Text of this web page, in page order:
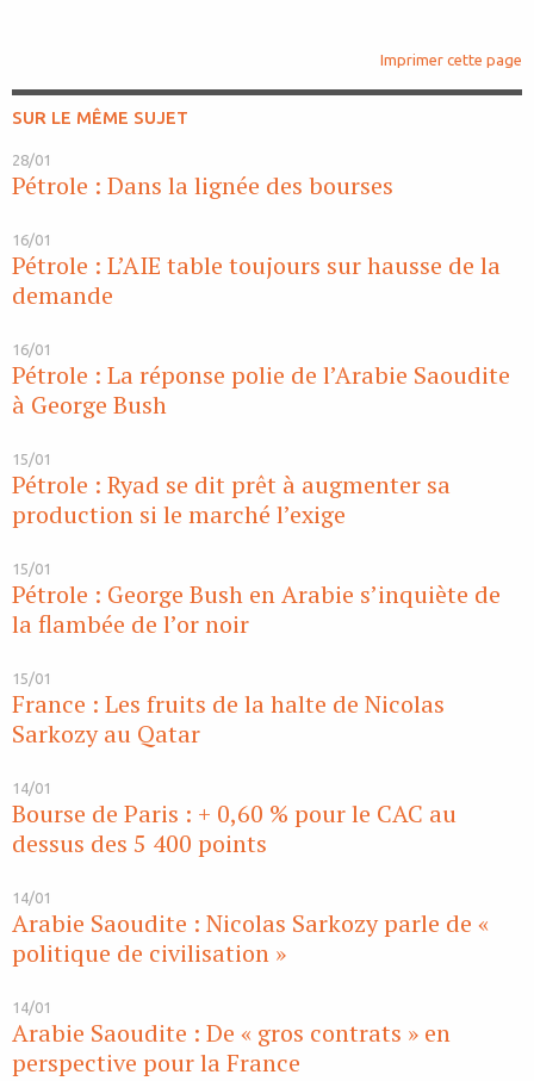
Imprimer cette page
SUR LE MÊME SUJET
28/01
Pétrole : Dans la lignée des bourses
16/01
Pétrole : L’AIE table toujours sur hausse de la
demande
16/01
Pétrole : La réponse polie de l’Arabie Saoudite
à George Bush
15/01
Pétrole : Ryad se dit prêt à augmenter sa
production si le marché l’exige
15/01
Pétrole : George Bush en Arabie s’inquiète de
la flambée de l’or noir
15/01
France : Les fruits de la halte de Nicolas
Sarkozy au Qatar
14/01
Bourse de Paris : + 0,60 % pour le CAC au
dessus des 5 400 points
14/01
Arabie Saoudite : Nicolas Sarkozy parle de «
politique de civilisation »
14/01
Arabie Saoudite : De « gros contrats » en
perspective pour la France